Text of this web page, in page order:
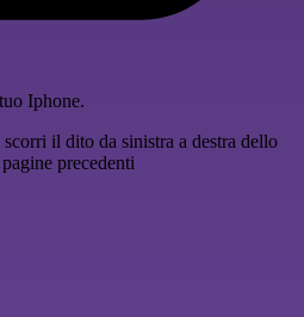
Iphone.
il dito da sinistra a destra dello
precedenti